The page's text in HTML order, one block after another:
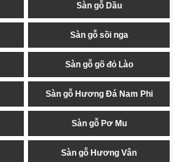
Sàn gỗ Dầu
Sàn gỗ sồi nga
Sàn gỗ gõ đỏ Lào
Sàn gỗ Hương Đá Nam Phi
Sàn gỗ Pơ Mu
Sàn gỗ Hương Vân